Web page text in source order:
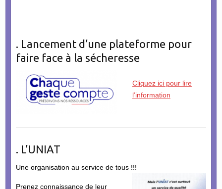
. Lancement d’une plateforme pour
faire face à la sécheresse
Cliquez ici pour lire
l’information
. L’UNIAT
Une organisation au service de tous !!!
Prenez connaissance de leur